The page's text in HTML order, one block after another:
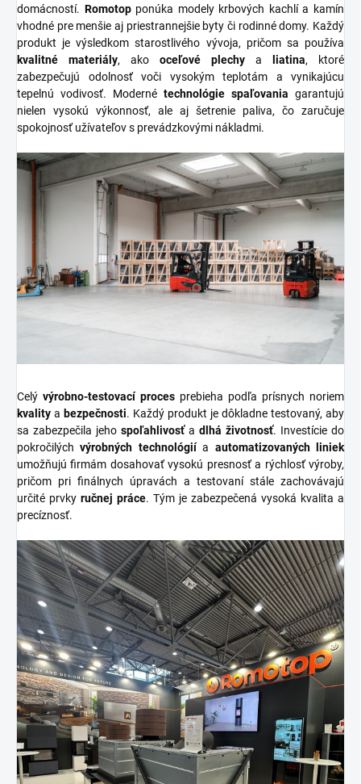
domácností. Romotopponúka modely krbových kachlí a kamín
vhodné pre menšie aj priestrannejšie byty či rodinné domy. Každý
produkt je výsledkom starostlivého vývoja, pričom sa používa
kvalitné materiály, ako oceľové plechy a liatina, ktoré
zabezpečujú odolnosť voči vysokým teplotám a vynikajúcu
tepelnú vodivosť. Moderné technológie spaľovania garantujú
nielen vysokú výkonnosť, ale aj šetrenie paliva, čo zaručuje
spokojnosť užívateľov s prevádzkovými nákladmi.
Celý výrobno-testovací proces prebieha podľa prísnych noriem
kvality a bezpečnosti. Každý produkt je dôkladne testovaný, aby
sa zabezpečila jeho spoľahlivosťa dlhá životnosť. Investície do
pokročilýchvýrobných technológiía automatizovaných liniek
umožňujú firmám dosahovať vysokú presnosť a rýchlosť výroby,
pričom pri finálnych úpravách a testovaní stále zachovávajú
určité prvky ručnej práce. Tým je zabezpečená vysoká kvalita a
precíznosť.